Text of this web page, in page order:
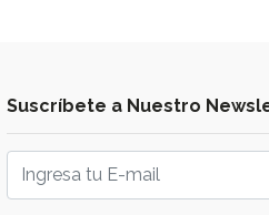
Suscríbete a Nuestro